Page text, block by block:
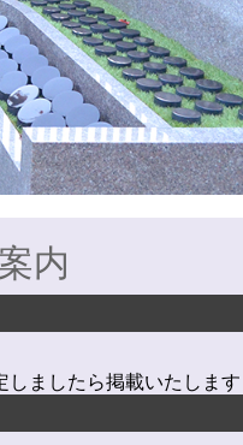
内
ましたら掲載いたします